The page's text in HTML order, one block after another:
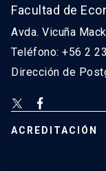
Facultad de
Avda. Vicuña
Teléfono: +56 2
Dirección de
ACREDITACIÓN